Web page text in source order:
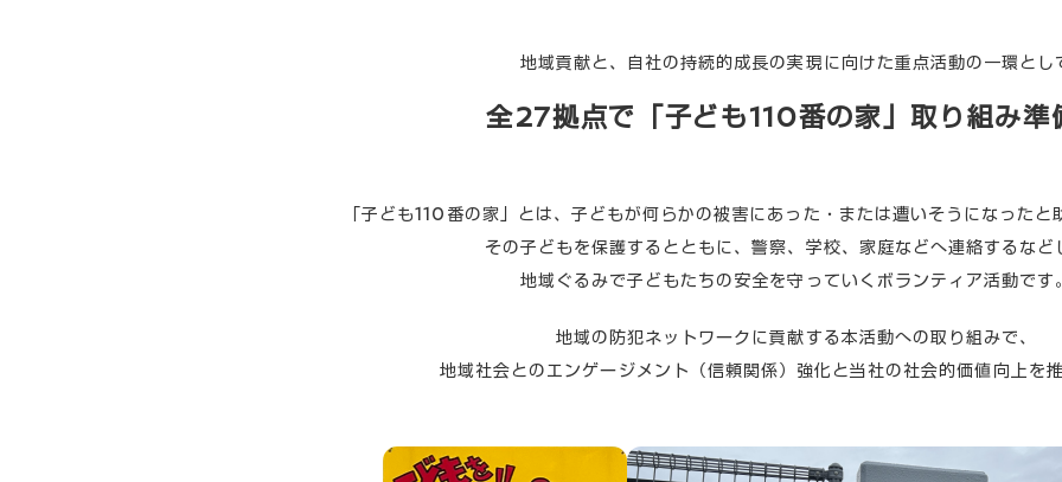
地域貢献と、自社の持続的成長の実現に向けた重点活動の一環とし
全27拠点で「子ども110番の家」 取り組み準
「子ども110番の家」とは、子どもが何らかの被害にあった・または遭いそうになったと
その子どもを保護するとともに、警察、学校、家庭などへ連絡するなど
地域ぐるみで子どもたちの安全を守っていくボランティア活動です
地域の防犯ネットワークに貢献する本活動への取り組みで、
地域社会とのエンゲージメント（信頼関係）強化と当社の社会的価値向上を